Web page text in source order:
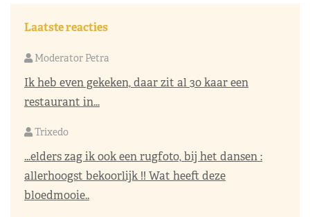
Laatste reacties
Moderator Petra
Ik heb even gekeken, daar zit al 30 kaar een
restaurant in...
Trixedo
...elders zag ik ook een rugfoto, bij het dansen :
allerhoogst bekoorlijk !! Wat heeft deze
bloedmooie..